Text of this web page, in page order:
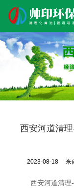
首页 清理工程 清淤
西安河道清
2023-08-18 来
西安河道清理